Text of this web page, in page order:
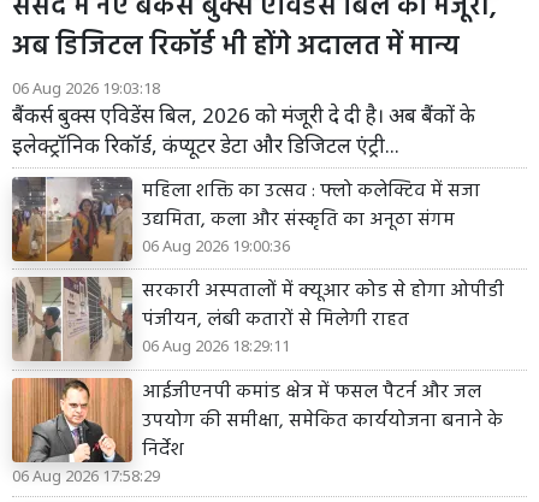
अब डिजिटल रिकॉर्ड भी होंगे अदालत में मान्य
06 Aug 2026 19:03:18
बैंकर्स बुक्स एविडेंस बिल, 2026 को मंजूरी दे दी है। अब बैंकों के
इलेक्ट्रॉनिक रिकॉर्ड, कंप्यूटर डेटा और डिजिटल एंट्री...
महिला शक्ति का उत्सव : फ्लो कलेक्टिव में सजा
उद्यमिता, कला और संस्कृति का अनूठा संगम
06 Aug 2026 19:00:36
सरकारी अस्पतालों में क्यूआर कोड से होगा ओपीडी
पंजीयन, लंबी कतारों से मिलेगी राहत
06 Aug 2026 18:29:11
आईजीएनपी कमांड क्षेत्र में फसल पैटर्न और जल
उपयोग की समीक्षा, समेकित कार्ययोजना बनाने के
निर्देश
06 Aug 2026 17:58:29